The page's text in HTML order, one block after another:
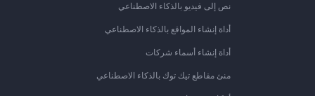
نص إلى فيديو بالذكاء الاصطناعي
أداة إنشاء المواقع بالذكاء الاصطناعي
أداة إنشاء أسماء شركات
منئ مقاطع تيك توك بالذكاء الاصطناعي